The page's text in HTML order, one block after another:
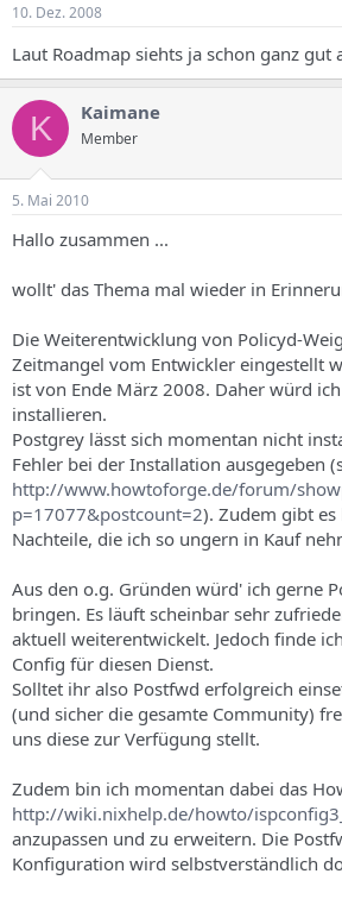
10. Dez. 2008
Laut Roadmap siehts ja schon ganz gut
K Kaimane
Member
5. Mai 2010
Hallo zusammen ...
wollt' das Thema mal wieder in
Die Weiterentwicklung von Policyd-
Zeitmangel vom Entwickler eingestellt
ist von Ende März 2008. Daher würd
installieren.
Postgrey lässt sich momentan nicht
Fehler bei der Installation ausgegeben
http://www.howtoforge.de/forum/
p=17077&postcount=2). Zudem gibt
Nachteile, die ich so ungern in Kauf
Aus den o.g. Gründen würd' ich gerne
bringen. Es läuft scheinbar sehr
aktuell weiterentwickelt. Jedoch finde
Config für diesen Dienst.
Solltet ihr also Postfwd erfolgreich
(und sicher die gesamte Community)
uns diese zur Verfügung stellt.
Zudem bin ich momentan dabei das
http://wiki.nixhelp.de/howto/
anzupassen und zu erweitern. Die
Konfiguration wird selbstverständlich